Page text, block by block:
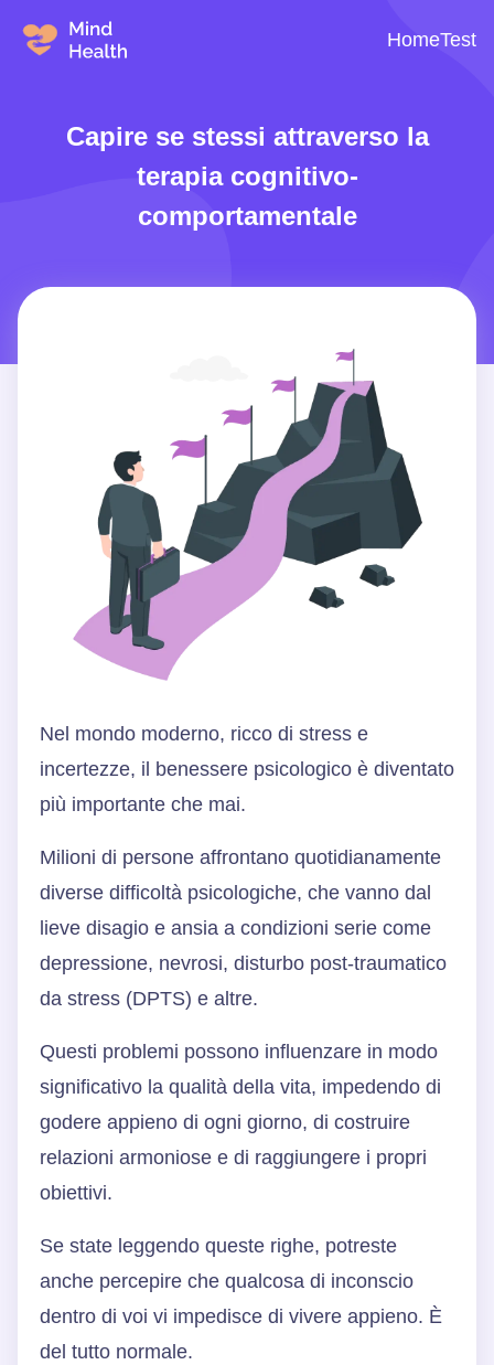
HomeTest
Capire se stessi attraverso la
terapia cognitivo-
comportamentale
Nel mondo moderno, ricco di stress e
incertezze, il benessere psicologico è diventato
più importante che mai.
Milioni di persone affrontano quotidianamente
diverse difficoltà psicologiche, che vanno dal
lieve disagio e ansia a condizioni serie come
depressione, nevrosi, disturbo post-traumatico
da stress (DPTS) e altre.
Questi problemi possono influenzare in modo
significativo la qualità della vita, impedendo di
godere appieno di ogni giorno, di costruire
relazioni armoniose e di raggiungere i propri
obiettivi.
Se state leggendo queste righe, potreste
anche percepire che qualcosa di inconscio
dentro di voi vi impedisce di vivere appieno. È
del tutto normale.